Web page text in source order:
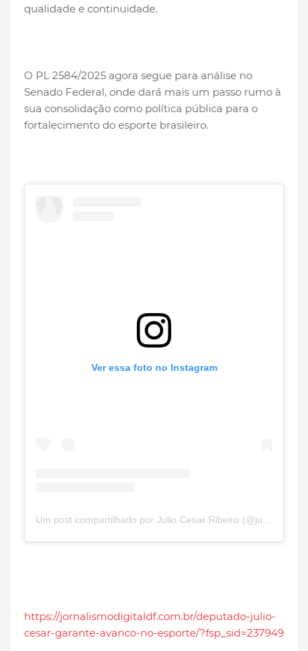
qualidade e continuidade.
O PL 2584/2025 agora segue para análise no
Senado Federal, onde dará mais um passo rumo à
sua consolidação como política pública para o
fortalecimento do esporte brasileiro.
Ver essa foto no Instagram
https://jornalismodigitaldf.com.br/deputado-julio-
cesar-garante-avanco-no-esporte/?fsp_sid=237949